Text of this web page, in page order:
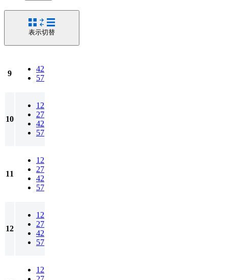
表示切替
9
42
57
10
12
27
42
57
11
12
27
42
57
12
12
27
42
57
12